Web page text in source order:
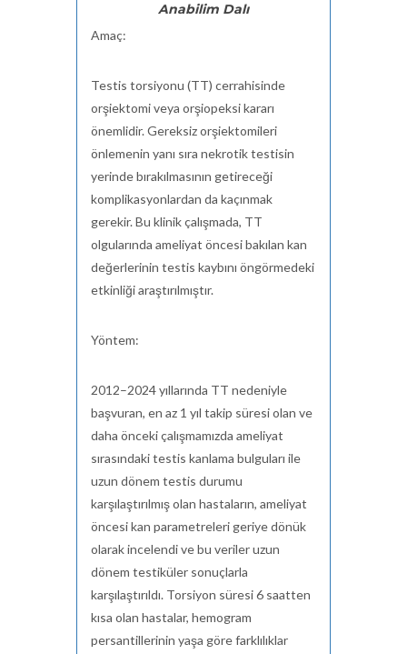
Anabilim Dalı
Amaç:
Testis torsiyonu (TT) cerrahisinde
orşiektomiveya orşiopeksikararı
önemlidir. Gereksizorşiektomileri
önlemenin yanı sıra nekrotik testisin
yerinde bırakılmasının getireceği
komplikasyonlardan da kaçınmak
gerekir. Bu klinik çalışmada, TT
olgularında ameliyat öncesi bakılan kan
değerlerinin testis kaybını öngörmedeki
etkinliği araştırılmıştır.
Yöntem:
2012–2024 yıllarında TT nedeniyle
başvuran, en az 1 yıl takip süresi olan ve
daha önceki çalışmamızda ameliyat
sırasındaki testis kanlama bulguları ile
uzun dönem testis durumu
karşılaştırılmış olan hastaların, ameliyat
öncesi kan parametreleri geriye dönük
olarak incelendi ve bu veriler uzun
dönem testiküler sonuçlarla
karşılaştırıldı. Torsiyon süresi 6 saatten
kısa olan hastalar, hemogram
persantillerinin yaşa göre farklılıklar